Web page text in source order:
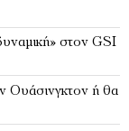
στον GSI
Ουάσινγκτον ή θα